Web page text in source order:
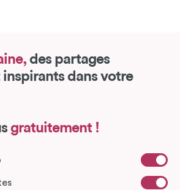
des partages
dans votre
gratuitement !